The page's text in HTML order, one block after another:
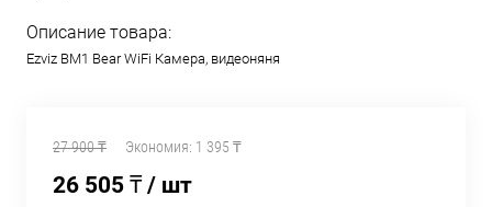
Описание товара:
Ezviz BM1 Bear WiFi Камера, видеоняня
27 900 ₸ Экономия: 1 395 ₸
26 505 ₸ / шт